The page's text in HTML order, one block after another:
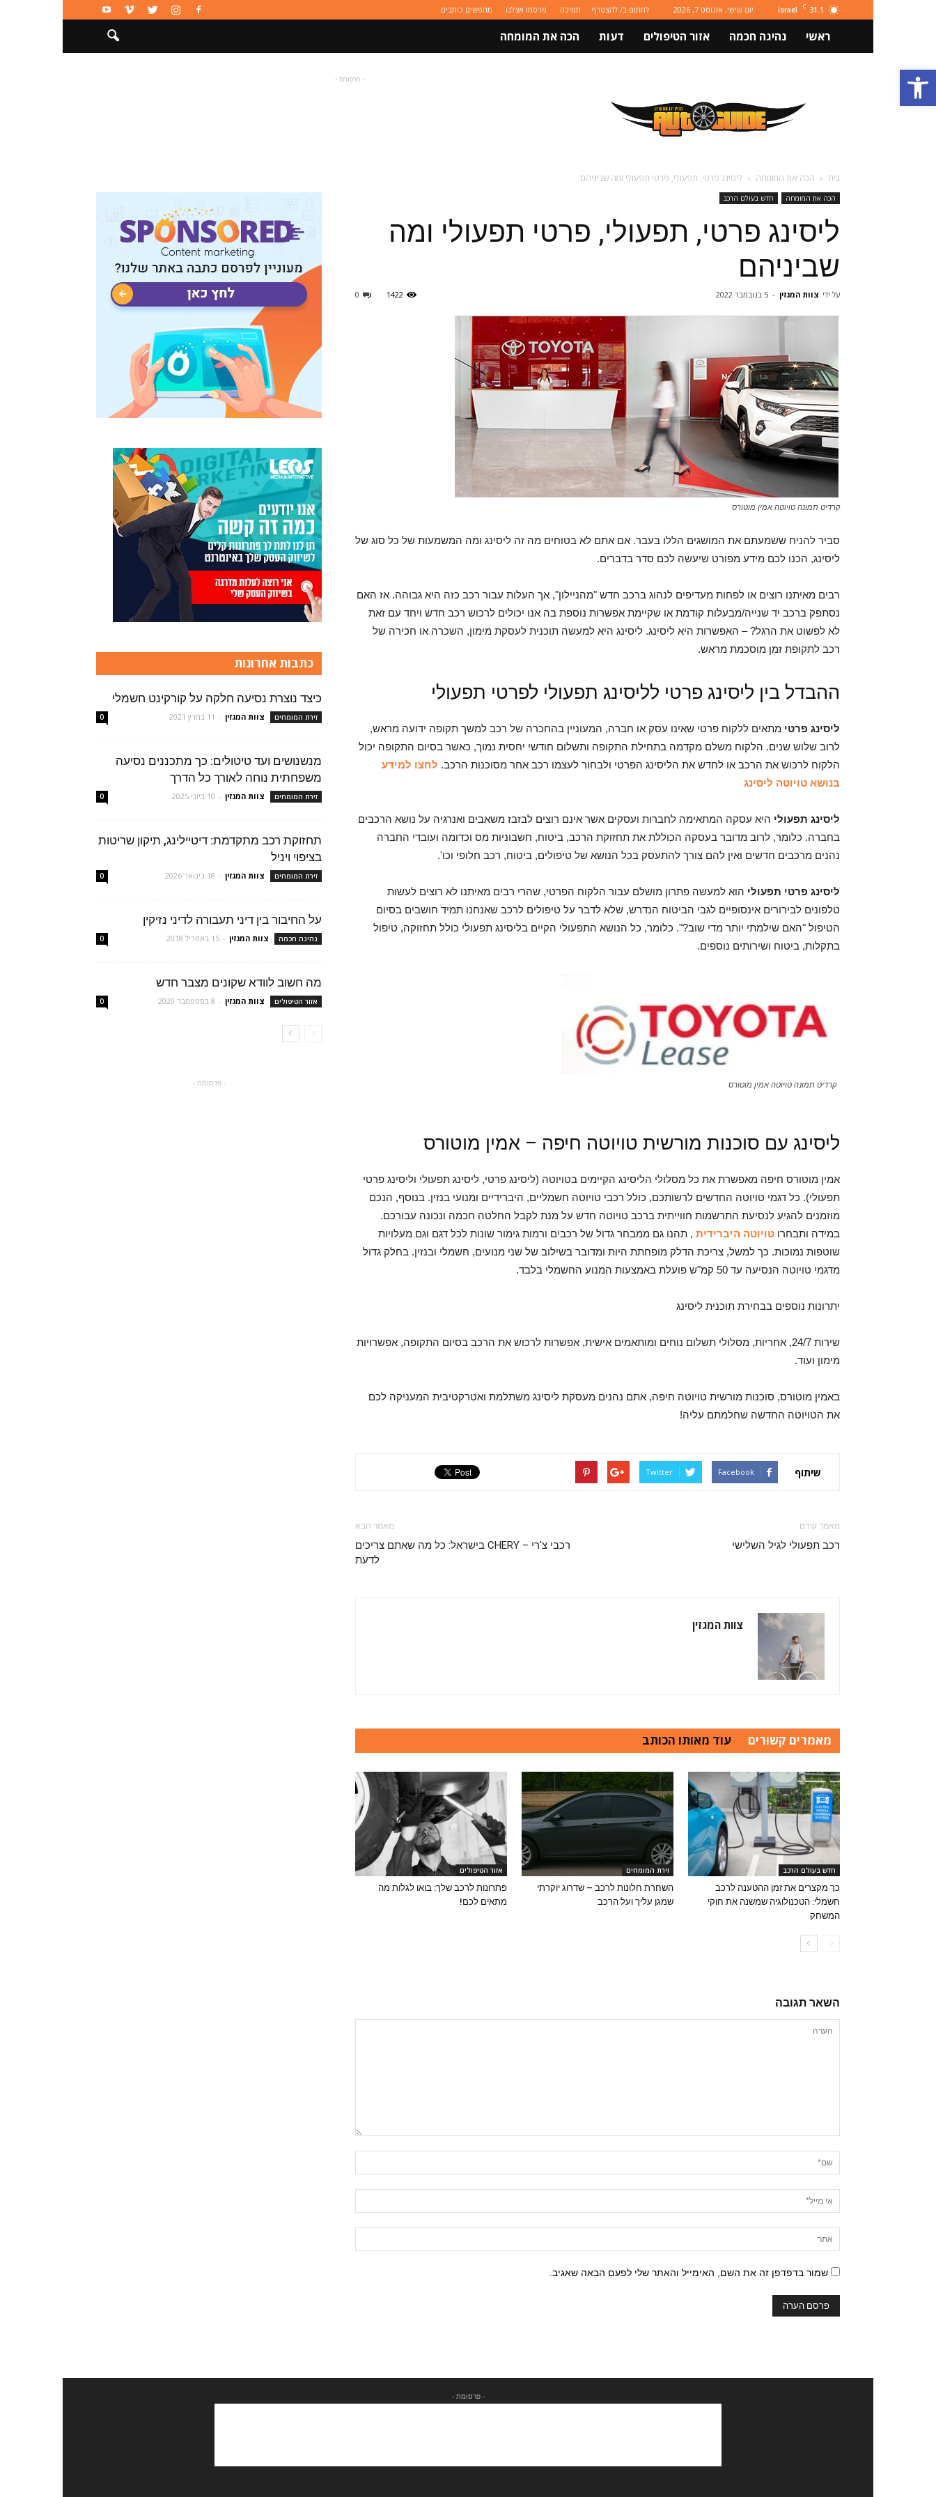
פתח סרגל נגישות
31.1
C
israel יום שישי, אוגוסט 7, 2026 לחתום ב/ להצטרף תמיכה פרסמו אצלנו מחפשים כותבים
ראשי נהיגה חכמה אזור הטיפולים דעות הכה את המומחה
ותחבורה
Autoguide
- פרסומת -
בית הכה את המומחה ליסינג פרטי, תפעולי, פרטי תפעולי ומה שביניהם
הכה את המומחה חדש בעולם הרכב
ליסינג פרטי, תפעולי, פרטי תפעולי ומה
שביניהם
על ידי צוות המגזין - 5 בנובמבר 2022 0 1422
קרדיט תמונה טויוטה אמין מוטורס
סביר להניח ששמעתם את המושגים הללו בעבר. אם אתם לא בטוחים מה זה ליסינג ומה המשמעות של כל סוג של
ליסינג, הכנו לכם מידע מפורט שיעשה לכם סדר בדברים.
רבים מאיתנו רוצים או לפחות מעדיפים לנהוג ברכב חדש "מהניילון", אך העלות עבור רכב כזה היא גבוהה. אז האם
נסתפק ברכב יד שנייה/מבעלות קודמת או שקיימת אפשרות נוספת בה אנו יכולים לרכוש רכב חדש ויחד עם זאת
לא לפשוט את הרגל? – האפשרות היא ליסינג. ליסינג היא למעשה תוכנית לעסקת מימון, השכרה או חכירה של
רכב לתקופת זמן מוסכמת מראש.
ההבדל בין ליסינג פרטי לליסינג תפעולי לפרטי תפעולי
ליסינג פרטי מתאים ללקוח פרטי שאינו עסק או חברה, המעוניין בהחכרה של רכב למשך תקופה ידועה מראש,
לרוב שלוש שנים. הלקוח משלם מקדמה בתחילת התקופה ותשלום חודשי יחסית נמוך, כאשר בסיום התקופה יכול
הלקוח לרכוש את הרכב או לחדש את הליסינג הפרטי ולבחור לעצמו רכב אחר מסוכנות הרכב. לחצו למידע
בנושא טויוטה ליסינג
ליסינג תפעולי היא עסקה המתאימה לחברות ועסקים אשר אינם רוצים לבזבז משאבים ואנרגיה על נושא הרכבים
בחברה. כלומר, לרוב מדובר בעסקה הכוללת את תחזוקת הרכב, ביטוח, חשבוניות מס וכדומה ועובדי החברה
נהנים מרכבים חדשים ואין להם צורך להתעסק בכל הנושא של טיפולים, ביטוח, רכב חלופי וכו'.
ליסינג פרטי תפעולי הוא למעשה פתרון מושלם עבור הלקוח הפרטי, שהרי רבים מאיתנו לא רוצים לעשות
טלפונים לבירורים אינסופיים לגבי הביטוח הנדרש, שלא לדבר על טיפולים לרכב שאנחנו תמיד חושבים בסיום
הטיפול "האם שילמתי יותר מדי שוב?". כלומר, כל הנושא התפעולי הקיים בליסינג תפעולי כולל תחזוקה, טיפול
בתקלות, ביטוח ושירותים נוספים.
קרדיט תמונה טויוטה אמין מוטורס
ליסינג עם סוכנות מורשית טויוטה חיפה – אמין מוטורס
אמין מוטורס חיפה מאפשרת את כל מסלולי הליסינג הקיימים בטויוטה (ליסינג פרטי, ליסינג תפעולי וליסינג פרטי
תפעולי). כל דגמי טויוטה החדשים לרשותכם, כולל רכבי טויוטה חשמליים, היברידיים ומנועי בנזין. בנוסף, הנכם
מוזמנים להגיע לנסיעת התרשמות חווייתית ברכב טויוטה חדש על מנת לקבל החלטה חכמה ונכונה עבורכם.
במידה ותבחרו טויוטה היברידית , תהנו גם ממבחר גדול של רכבים ורמות גימור שונות לכל דגם וגם מעלויות
שוטפות נמוכות. כך למשל, צריכת הדלק מופחתת היות ומדובר בשילוב של שני מנועים, חשמלי ובנזין. בחלק גדול
מדגמי טויוטה הנסיעה עד 50 קמ"ש פועלת באמצעות המנוע החשמלי בלבד.
יתרונות נוספים בבחירת תוכנית ליסינג
שירות 24/7, אחריות, מסלולי תשלום נוחים ומותאמים אישית, אפשרות לרכוש את הרכב בסיום התקופה, אפשרויות
מימון ועוד.
באמין מוטורס, סוכנות מורשית טויוטה חיפה, אתם נהנים מעסקת ליסינג משתלמת ואטרקטיבית המעניקה לכם
את הטויוטה החדשה שחלמתם עליה!
שיתוף Facebook
Twitter
מאמר קודם
רכב תפעולי לגיל השלישי
מאמר הבא
רכבי צ'רי – CHERY בישראל: כל מה שאתם צריכים
לדעת
צוות המגזין
מאמרים קשורים עוד מאותו הכותב
חדש בעולם הרכב
כך מקצרים את זמן ההטענה לרכב
חשמלי: הטכנולוגיה שמשנה את חוקי
המשחק
זירת המומחים
השחרת חלונות לרכב – שדרוג יוקרתי
שמגן עליך ועל הרכב
אזור הטיפולים
פתרונות לרכב שלך: בואו לגלות מה
מתאים לכם!
השאר תגובה
שמור בדפדפן זה את השם, האימייל והאתר שלי לפעם הבאה שאגיב.
כתבות אחרונות
כיצד נוצרת נסיעה חלקה על קורקינט חשמלי
זירת המומחים צוות המגזין - 11 במרץ 2021 0
מנשנושים ועד טיטולים: כך מתכננים נסיעה
משפחתית נוחה לאורך כל הדרך
זירת המומחים צוות המגזין - 10 ביוני 2025 0
תחזוקת רכב מתקדמת: דיטיילינג, תיקון שריטות
בציפוי ויניל
זירת המומחים צוות המגזין - 18 בינואר 2026 0
על החיבור בין דיני תעבורה לדיני נזיקין
נהיגה חכמה צוות המגזין - 15 באפריל 2018 0
מה חשוב לוודא שקונים מצבר חדש
אזור הטיפולים צוות המגזין - 8 בספטמבר 2020 0
- פרסומת -
- פרסומת -